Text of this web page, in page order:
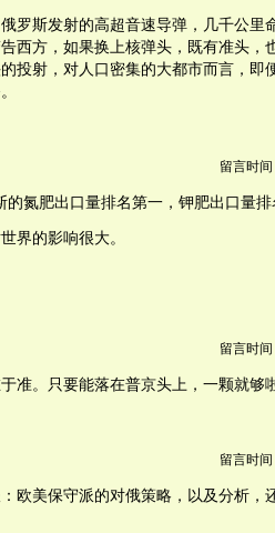
罗斯发射的高超音速导弹，几千公里
西方，如果换上核弹头，既有准头，
投射，对人口密集的大都市而言，即
留言时间
的氮肥出口量排名第一，钾肥出口量排
界的影响很大。
留言时间
准。只要能落在普京头上，一颗就够
留言时间
欧美保守派的对俄策略，以及分析，